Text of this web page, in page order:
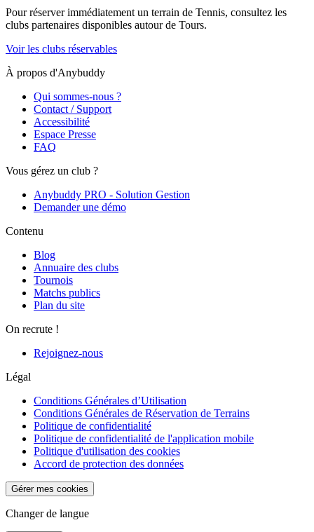
Pour réserver immédiatement un terrain de Tennis, consultez les
clubs partenaires disponibles autour de Tours.
Voir les clubs réservables
À propos d'Anybuddy
Qui sommes-nous ?
Contact / Support
Accessibilité
Espace Presse
FAQ
Vous gérez un club ?
Anybuddy PRO - Solution Gestion
Demander une démo
Contenu
Blog
Annuaire des clubs
Tournois
Matchs publics
Plan du site
On recrute !
Rejoignez-nous
Légal
Conditions Générales d’Utilisation
Conditions Générales de Réservation de Terrains
Politique de confidentialité
Politique de confidentialité de l'application mobile
Politique d'utilisation des cookies
Accord de protection des données
Gérer mes cookies
Changer de langue